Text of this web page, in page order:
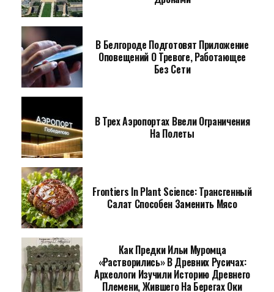
В Белгороде Подготовят Приложение
Оповещений О Тревоге, Работающее
Без Сети
В Трех Аэропортах Ввели Ограничения
На Полеты
Frontiers In Plant Science: Трансгенный
Салат Способен Заменить Мясо
Как Предки Ильи Муромца
«растворились» В Древних Русичах:
Археологи Изучили Историю Древнего
Племени, Жившего На Берегах Оки